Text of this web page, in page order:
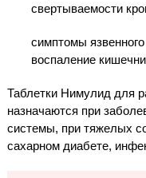
свертываемости
симптомы
воспаление
Таблетки Нимулид для
назначаются при
системы, при тяжелых
сахарном диабете,